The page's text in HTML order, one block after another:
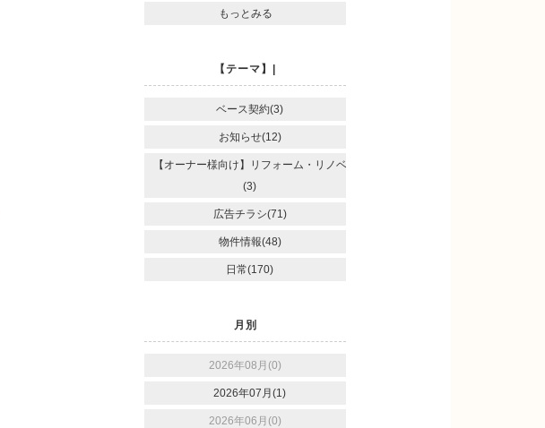
もっとみる
【テーマ】|
ベース契約(3)
お知らせ(12)
【オーナー様向け】リフォーム・リノベ
(3)
広告チラシ(71)
物件情報(48)
日常(170)
月別
2026年08月(0)
2026年07月(1)
2026年06月(0)